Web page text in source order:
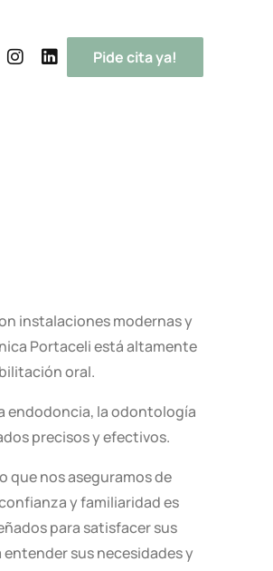
Inmediata
Ordenador
Pide cita ya!
instalaciones modernas y
Portaceli está altamente
oral.
endodoncia, la odontología
precisos y efectivos.
que nos aseguramos de
y familiaridad es
para satisfacer sus
sus necesidades y